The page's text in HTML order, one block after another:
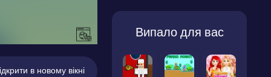
в новому вікні
Випало для вас